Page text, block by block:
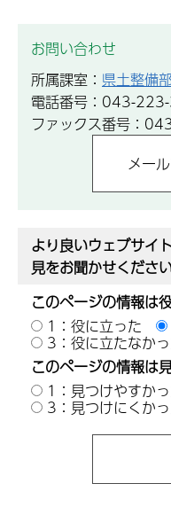
お問い合わせ
所属課室： 県土整備
電話番号：043-
ファックス番号：
より良いウェブサイ
見をお聞かせくださ
このページの情報は
1：役に立った
3：役に立たなか
このページの情報は
1：見つけやすか
3：見つけにくか